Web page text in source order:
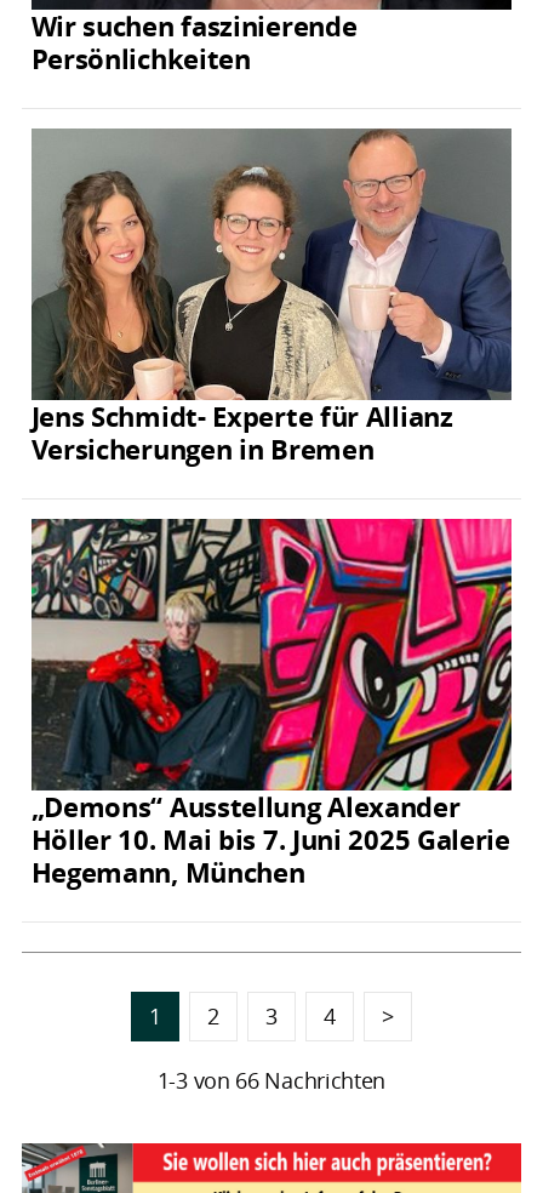
Wir suchen faszinierende
Persönlichkeiten
Jens Schmidt- Experte für Allianz
Versicherungen in Bremen
„Demons“ Ausstellung Alexander
Höller 10. Mai bis 7. Juni 2025 Galerie
Hegemann, München
1 2 3 4 >
1-3 von 66 Nachrichten